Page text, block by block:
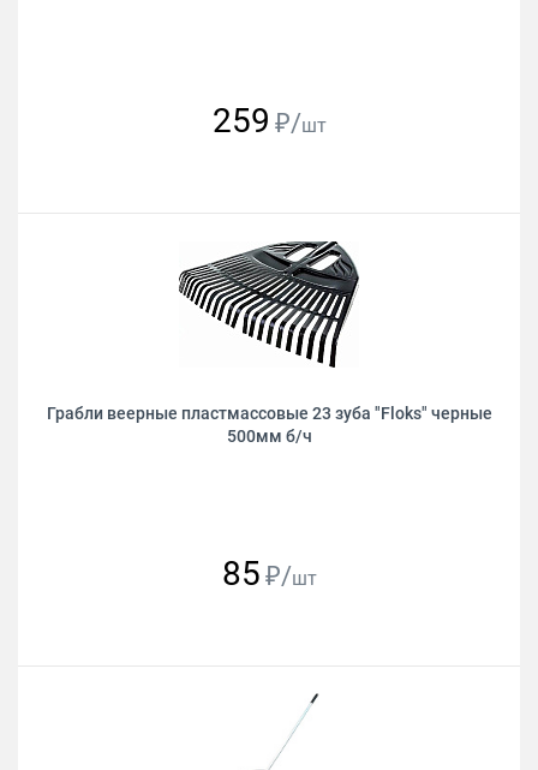
259 ₽/шт
Грабли веерные пластмассовые 23 зуба "Floks" черные
500мм б/ч
85 ₽/шт